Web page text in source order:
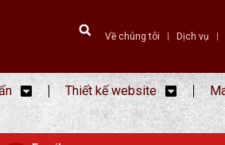
Về chúng tôi Dịch vụ
Thiết kế website